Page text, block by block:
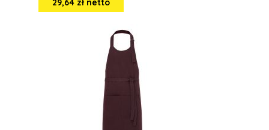
29,64 zł netto